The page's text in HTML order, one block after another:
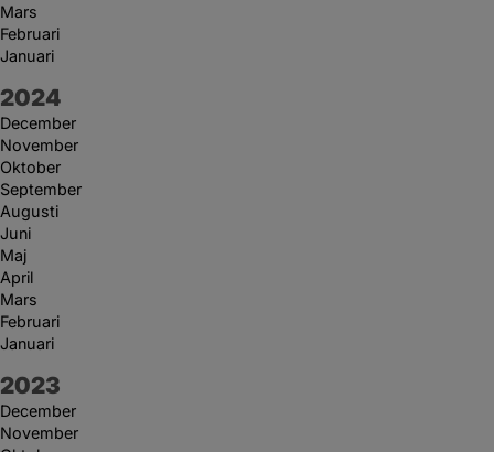
Mars
Februari
Januari
År:
2024
December
November
Oktober
September
Augusti
Juni
Maj
April
Mars
Februari
Januari
År:
2023
December
November